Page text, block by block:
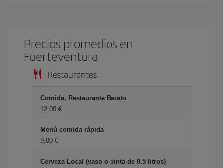
Precios promedios en
Fuerteventura
Restaurantes
Comida, Restaurante Barato
12,00 €
Menú comida rápida
9,00 €
Cerveza Local (vaso o pinta de 0.5 litros)